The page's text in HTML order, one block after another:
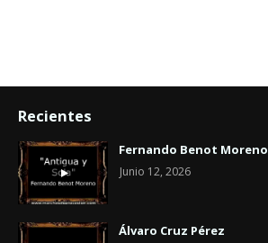
Recientes
Fernando Benot Moreno
Junio 12, 2026
Álvaro Cruz Pérez